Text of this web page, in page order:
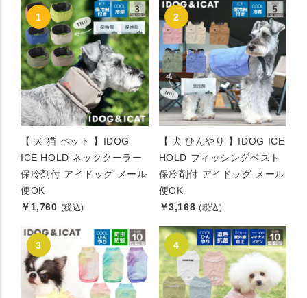
【 犬 猫 ペット 】IDOG
ICE HOLD ネッククーラー
保冷剤付 アイドッグ メール
便OK
￥1,760 (税込)
【 犬 ひんやり 】IDOG ICE
HOLD フィッシングベスト
保冷剤付 アイドッグ メール
便OK
￥3,168 (税込)